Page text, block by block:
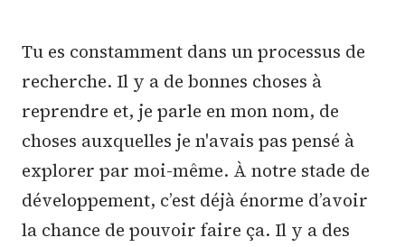
Tu es constamment dans un processus de
recherche. Il y a de bonnes choses à
reprendre et, je parle en mon nom, de
choses auxquelles je n'avais pas pensé à
explorer par moi-même. À notre stade de
développement, c’est déjà énorme d’avoir
la chance de pouvoir faire ça. Il y a des